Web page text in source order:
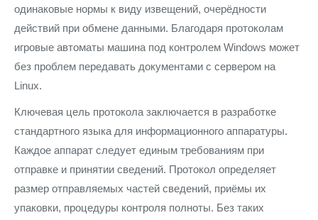
одинаковые нормы к виду извещений, очерёдности
действий при обмене данными. Благодаря протоколам
игровые автоматы машина под контролем Windows может
без проблем передавать документами с сервером на
Linux.
Ключевая цель протокола заключается в разработке
стандартного языка для информационного аппаратуры.
Каждое аппарат следует единым требованиям при
отправке и принятии сведений. Протокол определяет
размер отправляемых частей сведений, приёмы их
упаковки, процедуры контроля полноты. Без таких